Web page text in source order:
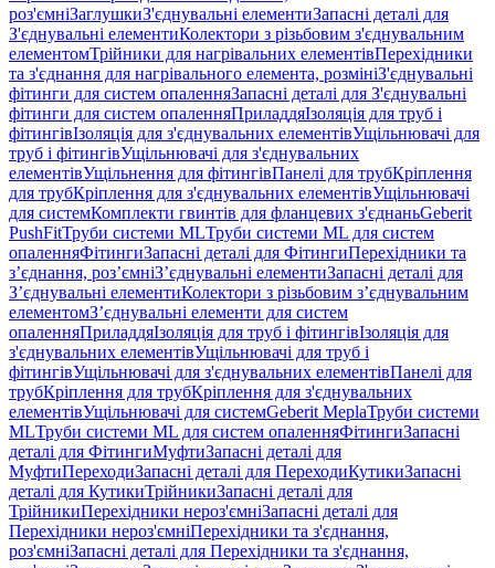
роз'ємніЗаглушкиЗ'єднувальні елементиЗапасні деталі для
З'єднувальні елементиКолектори з різьбовим з'єднувальним
елементомТрійники для нагрівальних елементівПерехідники
та з'єднання для нагрівального елемента, розмініЗ'єднувальні
фітинги для систем опаленняЗапасні деталі для З'єднувальні
фітинги для систем опаленняПриладдяІзоляція для труб і
фітингівІзоляція для з'єднувальних елементівУщільнювачі для
труб і фітингівУщільнювачі для з'єднувальних
елементівУщільнення для фітингівПанелі для трубКріплення
для трубКріплення для з'єднувальних елементівУщільнювачі
для системКомплекти гвинтів для фланцевих з'єднаньGeberit
PushFitТруби системи MLТруби системи ML для систем
опаленняФітингиЗапасні деталі для ФітингиПерехідники та
з’єднання, роз’ємніЗ’єднувальні елементиЗапасні деталі для
З’єднувальні елементиКолектори з різьбовим з’єднувальним
елементомЗ’єднувальні елементи для систем
опаленняПриладдяІзоляція для труб і фітингівІзоляція для
з'єднувальних елементівУщільнювачі для труб і
фітингівУщільнювачі для з'єднувальних елементівПанелі для
трубКріплення для трубКріплення для з'єднувальних
елементівУщільнювачі для системGeberit MeplaТруби системи
MLТруби системи ML для систем опаленняФітингиЗапасні
деталі для ФітингиМуфтиЗапасні деталі для
МуфтиПереходиЗапасні деталі для ПереходиКутикиЗапасні
деталі для КутикиТрійникиЗапасні деталі для
ТрійникиПерехідники нероз'ємніЗапасні деталі для
Перехідники нероз'ємніПерехідники та з'єднання,
роз'ємніЗапасні деталі для Перехідники та з'єднання,